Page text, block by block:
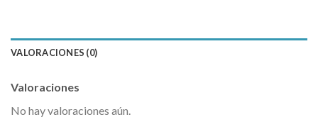
VALORACIONES (0)
Valoraciones
No hay valoraciones aún.